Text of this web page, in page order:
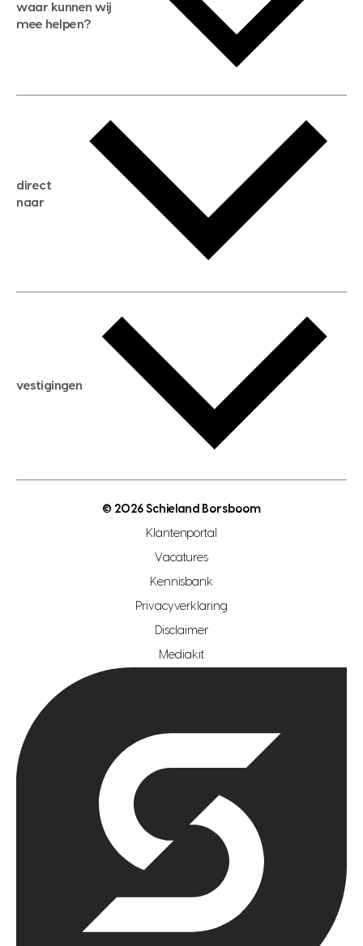
waar kunnen wij
mee helpen?
gratis zoekservice
huis verkopen
huis kopen
aankoopadvies
verkoopadvies
hypotheekadvies
direct
naar
hypotheek berekenen
maximale hypotheek berekenen
hypotheek bespaarcheck
gratis zoekprofiel aanmaken
open woningwaarde dag
vestigingen
makelaar regio zoetermeer
hypotheekshop regio den haag
hypotheekshop regio rotterdam
© 2026 Schieland Borsboom
Klantenportal
Vacatures
Kennisbank
Privacyverklaring
Disclaimer
Mediakit